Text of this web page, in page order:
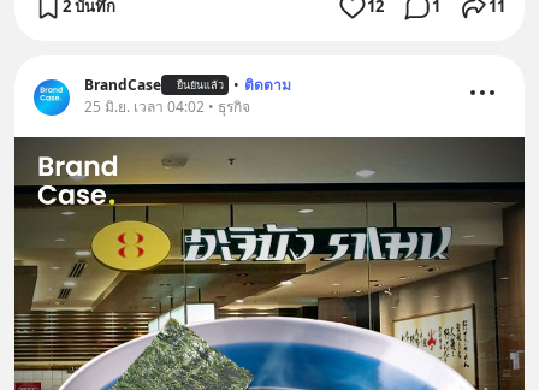
2 บันทึก 12 1 11
BrandCase ยืนยันแล้ว • ติดตาม
25 มิ.ย. เวลา 04:02 • ธุรกิจ